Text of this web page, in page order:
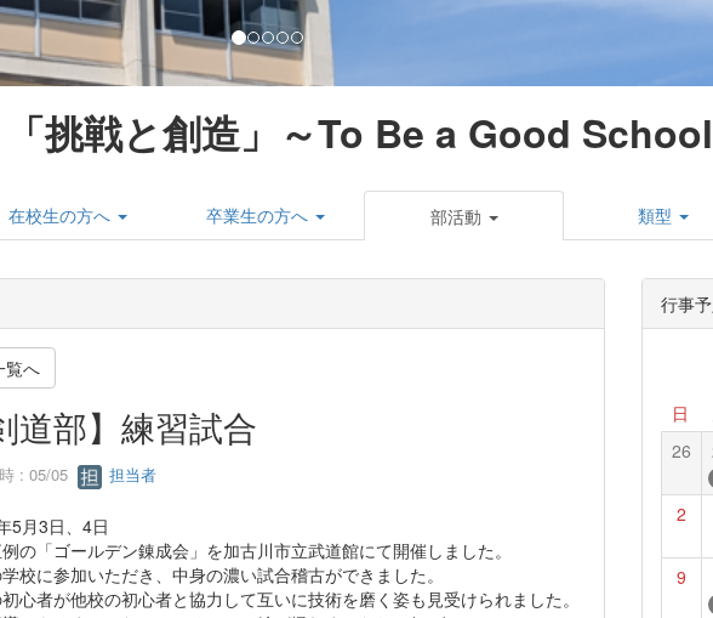
挑戦と創造」～To Be a Good School
在校生の方へ 卒業生の方へ 部活動 類型
覧へ
道部】練習試合
: 05/05 担当者
5月3日、4日
の「ゴールデン錬成会」を加古川市立武道館にて開催しました。
校に参加いただき、中身の濃い試合稽古ができました。
心者が他校の初心者と協力して互いに技術を磨く姿も見受けられました。
行事
日
26
2
9